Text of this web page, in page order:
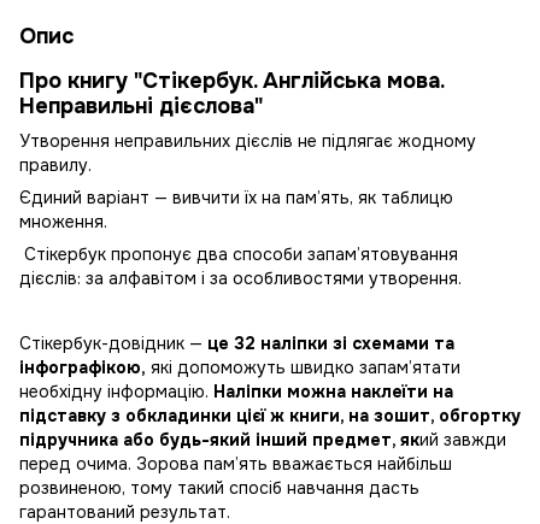
Опис
Про книгу "Стікербук. Англійська мова.
Неправильні дієслова"
Утворення неправильних дієслів не підлягає жодному
правилу.
Єдиний варіант — вивчити їх на пам’ять, як таблицю
множення.
Стікербук пропонує два способи запам’ятовування
дієслів: за алфавітом і за особливостями утворення.
Стікербук-довідник — це 32 наліпки зі схемами та
інфографікою, які допоможуть швидко запам’ятати
необхідну інформацію. Наліпки можна наклеїти на
підставку з обкладинки цієї ж книги, на зошит, обгортку
підручника або будь-який інший предмет, який завжди
перед очима. Зорова пам’ять вважається найбільш
розвиненою, тому такий спосіб навчання дасть
гарантований результат.